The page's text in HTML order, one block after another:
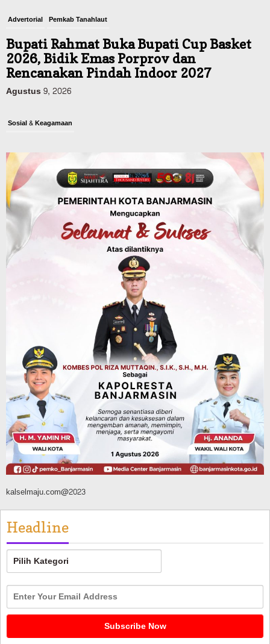
Advertorial Pemkab Tanahlaut
Bupati Rahmat Buka Bupati Cup Basket
2026, Bidik Emas Porprov dan
Rencanakan Pindah Indoor 2027
Agustus 9, 2026
Sosial & Keagamaan
Jamnas XII Cibubur, Termasuk Dua
Peserta Berkebutuhan Khusus
Agustus 9, 2026
Budaya & Pariwisata
Bunda PAUD Banjarmasin Ajak Anak
Belajar Sambil Lihat Satwa, Jelajah
Literasi di Taman Jahri Saleh
Pemkab Balangan
28 Pelajar Halong Balangan Jalani
Latihan Intensif Paskibraka, Ditempa
TNI-Polri Sambut HUT ke-81 RI
Agustus 9, 2026
kalselmaju.com@2023
Headline
Headline